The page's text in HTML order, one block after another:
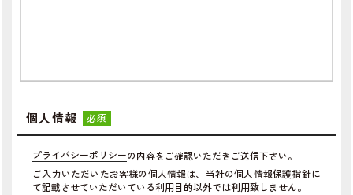
個人情報 必須
プライバシーポリシーの内容をご確認いただきご送信下さい。
ご入力いただいたお客様の個人情報は、当社の個人情報保護指針に
て記載させていただいている利用目的以外では利用致しません。